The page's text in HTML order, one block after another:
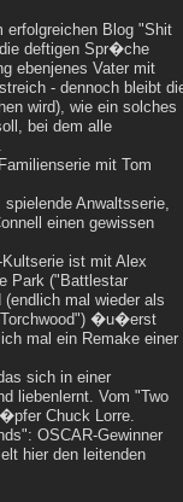
erfolgreichen Blog "Shit
deftigen Spr�che
ebenjenes Vater mit
- dennoch bleibt
wird), wie ein solches
bei dem alle
mit Tom
Anwaltsserie,
einen gewissen
ist mit Alex
Park ("Battlestar
mal wieder als
�u�erst
mal ein Remake einer
sich in einer
liebenlernt. Vom "Two
Chuck Lorre.
OSCAR-Gewinner
hier den leitenden